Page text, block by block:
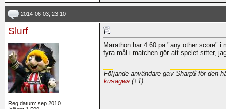
2014-06-03, 23:10
Slurf
Reg.datum: sep 2010
Marathon har 4.60 på "any other score"
fyra mål i matchen gör att spelet sitter,
Följande användare gav Sharp$ för den
kusagwa (+1)